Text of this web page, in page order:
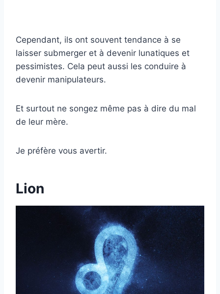
Cependant, ils ont souvent tendance à se
laisser submerger et à devenir lunatiques et
pessimistes. Cela peut aussi les conduire à
devenir manipulateurs.
Et surtout ne songez même pas à dire du mal
de leur mère.
Je préfère vous avertir.
Lion